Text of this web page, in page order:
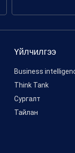
Үйлчилгээ
Business
Think Tank
Сургалт
Тайлан